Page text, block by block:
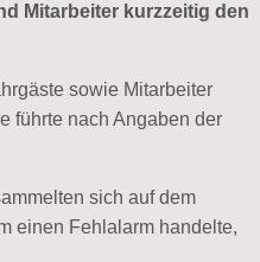
Mitarbeiter kurzzeitig den
sowie Mitarbeiter
führte nach Angaben der
sich auf dem
einen Fehlalarm handelte,